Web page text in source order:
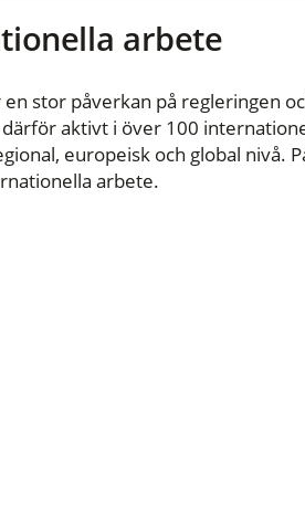
arbete
stor påverkan på regleringen
aktivt i över 100
europeisk och global nivå.
arbete.